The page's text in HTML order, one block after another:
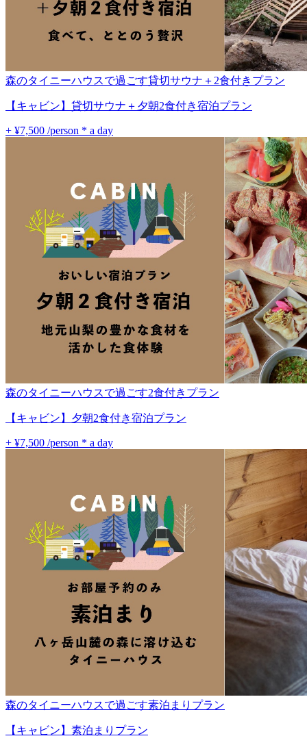
森のタイニーハウスで過ごす貸切サウナ＋2食付きプラン
【キャビン】貸切サウナ＋夕朝2食付き宿泊プラン
+ ¥7,500 /person * a day
森のタイニーハウスで過ごす2食付きプラン
【キャビン】夕朝2食付き宿泊プラン
+ ¥7,500 /person * a day
森のタイニーハウスで過ごす素泊まりプラン
【キャビン】素泊まりプラン